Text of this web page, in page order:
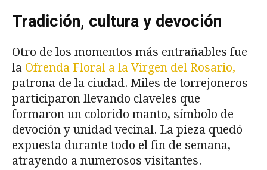
Tradición, cultura y devoción
Otro de los momentos más entrañables fue
la Ofrenda Floral a la Virgen del Rosario,
patrona de la ciudad. Miles de torrejoneros
participaron llevando claveles que
formaron un colorido manto, símbolo de
devoción y unidad vecinal. La pieza quedó
expuesta durante todo el fin de semana,
atrayendo a numerosos visitantes.